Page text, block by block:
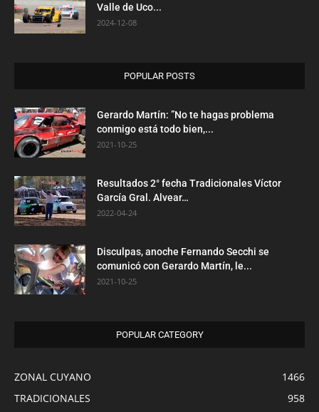
Valle de Uco...
2024-12-08
POPULAR POSTS
Gerardo Martín: ”No te hagas problema
conmigo está todo bien,...
2021-10-25
Resultados 2° fecha Tradicionales Víctor
García Gral. Alvear…
2022-04-24
Disculpas, anoche Fernando Secchi se
comunicó con Gerardo Martín, le...
2021-10-25
POPULAR CATEGORY
ZONAL CUYANO
1466
TRADICIONALES
958